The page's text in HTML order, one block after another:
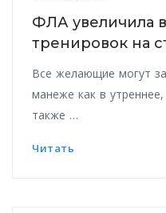
ФЛА увеличила
тренировок на
Все желающие могут
манеже как в
также …
Читать